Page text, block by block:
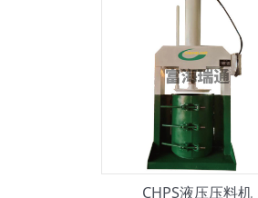
CHPS液压压料机